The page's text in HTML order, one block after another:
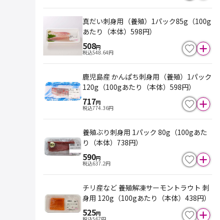
真だい刺身用（養殖）1パック85g（100g
あたり（本体）598円）
508円
税込548.64円
鹿児島産 かんぱち刺身用（養殖）1パック
120g（100gあたり（本体）598円）
717円
税込774.36円
養殖ぶり刺身用 1パック 80g（100gあた
り（本体）738円）
590円
税込637.2円
チリ産など 養殖解凍サーモントラウト 刺
身用 120g（100gあたり（本体）438円）
525円